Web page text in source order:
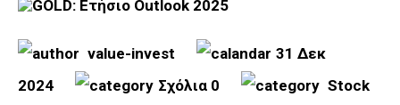
value-invest
31 Δεκ
2024
Σχόλια 0
Stock